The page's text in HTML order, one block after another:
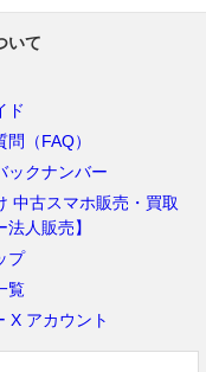
いて
ド
（FAQ）
ックナンバー
中古スマホ販売・買取
法人販売】
プ
覧
X アカウント